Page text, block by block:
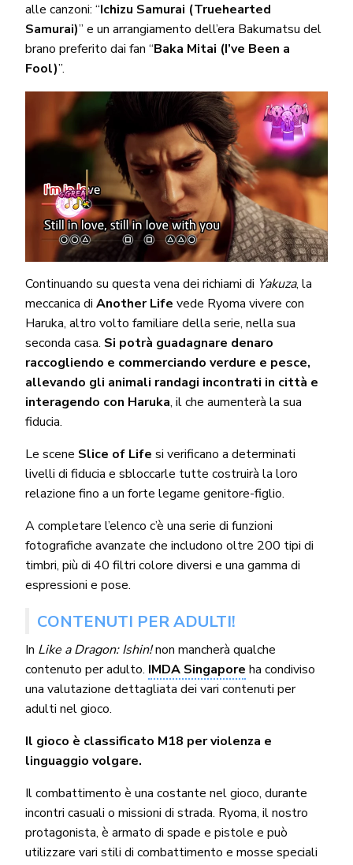
alle canzoni: “Ichizu Samurai (Truehearted
Samurai)” e un arrangiamento dell’era Bakumatsu del
brano preferito dai fan “Baka Mitai (I’ve Been a
Fool)”.
Continuando su questa vena dei richiami di Yakuza, la
meccanica di Another Life vede Ryoma vivere con
Haruka, altro volto familiare della serie, nella sua
seconda casa. Si potrà guadagnare denaro
raccogliendo e commerciando verdure e pesce,
allevando gli animali randagi incontrati in città e
interagendo con Haruka, il che aumenterà la sua
fiducia.
Le scene Slice of Life si verificano a determinati
livelli di fiducia e sbloccarle tutte costruirà la loro
relazione fino a un forte legame genitore-figlio.
A completare l’elenco c’è una serie di funzioni
fotografiche avanzate che includono oltre 200 tipi di
timbri, più di 40 filtri colore diversi e una gamma di
espressioni e pose.
CONTENUTI PER ADULTI!
In Like a Dragon: Ishin!non mancherà qualche
contenuto per adulto. IMDA Singapore ha condiviso
una valutazione dettagliata dei vari contenuti per
adulti nel gioco.
Il gioco è classificato M18 per violenza e
linguaggio volgare.
Il combattimento è una costante nel gioco, durante
incontri casuali o missioni di strada. Ryoma, il nostro
protagonista, è armato di spade e pistole e può
utilizzare vari stili di combattimento e mosse speciali